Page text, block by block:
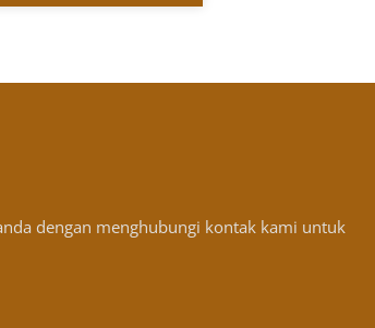
dengan menghubungi kontak kami untuk